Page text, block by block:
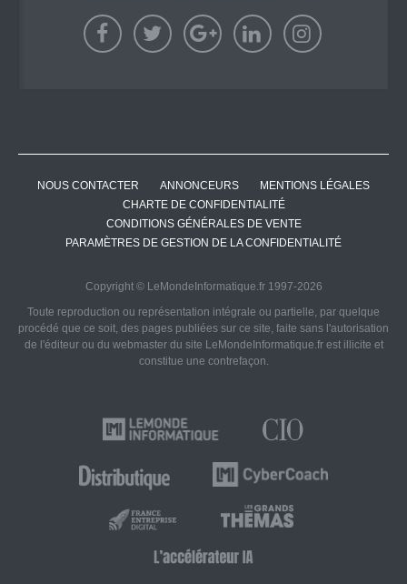
NOUS CONTACTER ANNONCEURS
MENTIONS LÉGALES
CHARTE DE CONFIDENTIALITÉ
CONDITIONS GÉNÉRALES DE VENTE
PARAMÈTRES DE GESTION DE LA CONFIDENTIALITÉ
Copyright © LeMondeInformatique.fr 1997-2026
Toute reproduction ou représentation intégrale ou partielle, par quelque
procédé que ce soit, des pages publiées sur ce site, faite sans l'autorisation
de l'éditeur ou du webmaster du site LeMondeInformatique.fr est illicite et
constitue une contrefaçon.